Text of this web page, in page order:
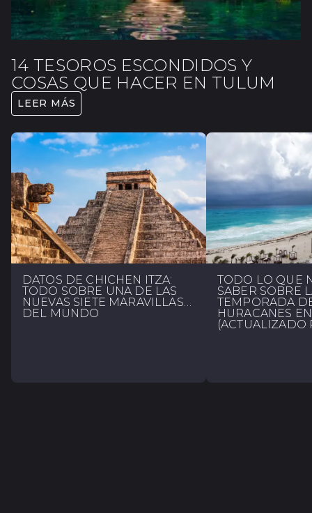
14 TESOROS ESCONDIDOS Y
COSAS QUE HACER EN TULUM
LEER MÁS
DATOS DE CHICHÉN ITZÁ:
TODO SOBRE UNA DE LAS
NUEVAS SIETE MARAVILLAS
DEL MUNDO
TODO LO QUE
SABER SOBRE
TEMPORADA
HURACANES
(ACTUALIZADO